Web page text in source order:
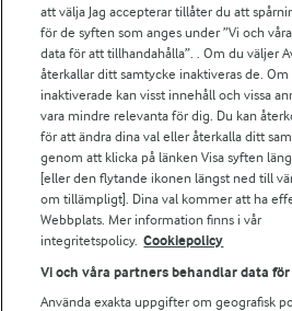
Arlas kundportal
Arla.com
Falbygdens Ost
Arla webbshop
Bildbank
Följ oss
att välja Jag accepterar tillåter du att
för de syften som anges under ”Vi och
data för att tillhandahålla”. . Om du väljer
återkallar ditt samtycke inaktiveras de. Om
inaktiverade kan visst innehåll och vissa
vara mindre relevanta för dig. Du kan
för att ändra dina val eller återkalla ditt
genom att klicka på länken Visa syften
[eller den flytande ikonen längst ned till
om tillämpligt]. Dina val kommer att ha
Webbplats. Mer information finns i vår
integritetspolicy. Cookiepolicy
Vi och våra partners behandlar data
Använda exakta uppgifter om geografisk